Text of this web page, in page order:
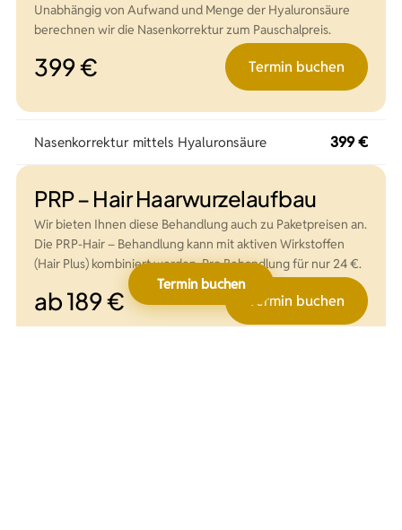
Unabhängig von Aufwand und Menge der Hyaluronsäure
berechnen wir die Nasenkorrektur zum Pauschalpreis.
399 € Termin buchen
Nasenkorrektur mittels Hyaluronsäure 399 €
PRP – Hair Haarwurzelaufbau
Wir bieten Ihnen diese Behandlung auch zu Paketpreisen an.
Die PRP-Hair – Behandlung kann mit aktiven Wirkstoffen
(Hair Plus) kombiniert werden. Pro Behandlung für nur 24 €.
ab 189 € Termin buchen
Termin buchen